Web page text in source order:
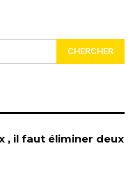
, il faut éliminer deux